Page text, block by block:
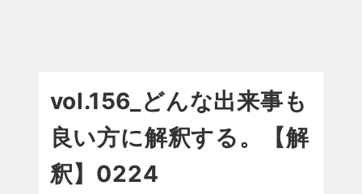
vol.156_どんな出来事も
良い方に解釈する。【解
釈】0224